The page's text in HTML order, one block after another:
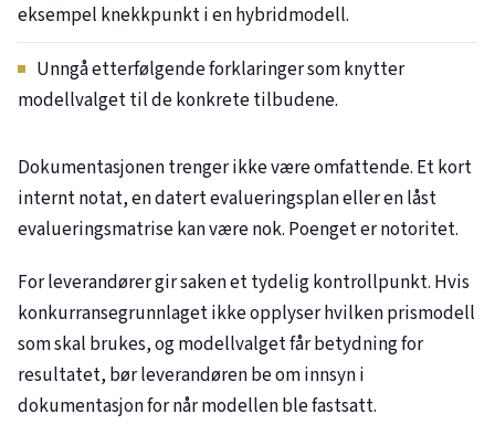
eksempel knekkpunkt i en hybridmodell.
Unngå etterfølgende forklaringer som knytter
modellvalget til de konkrete tilbudene.
Dokumentasjonen trenger ikke være omfattende. Et kort
internt notat, en datert evalueringsplan eller en låst
evalueringsmatrise kan være nok. Poenget er notoritet.
For leverandører gir saken et tydelig kontrollpunkt. Hvis
konkurransegrunnlaget ikke opplyser hvilken prismodell
som skal brukes, og modellvalget får betydning for
resultatet, bør leverandøren be om innsyn i
dokumentasjon for når modellen ble fastsatt.